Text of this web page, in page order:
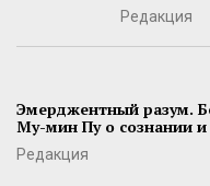
Редакция
Эмерджентный разум.
Му-мин Пу о сознании
Редакция